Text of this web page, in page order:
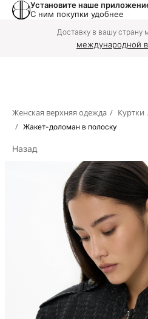
Установите наше
С ним покупки удобнее
Доставку в вашу страну
международной
Женская верхняя одежда / Куртки
/ Жакет-доломан в полоску
Назад